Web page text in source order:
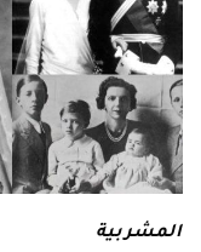
المشربية